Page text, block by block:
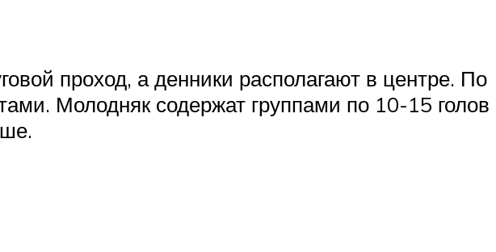
проход, а денники располагают в центре. По
Молодняк содержат группами по 10-15 голов